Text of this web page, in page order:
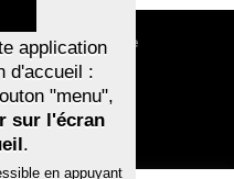
propos de cinefile
S'inscrire/s'abonner
cadeaux
application
d'accueil :
"menu",
sur l'écran
.
en appuyant